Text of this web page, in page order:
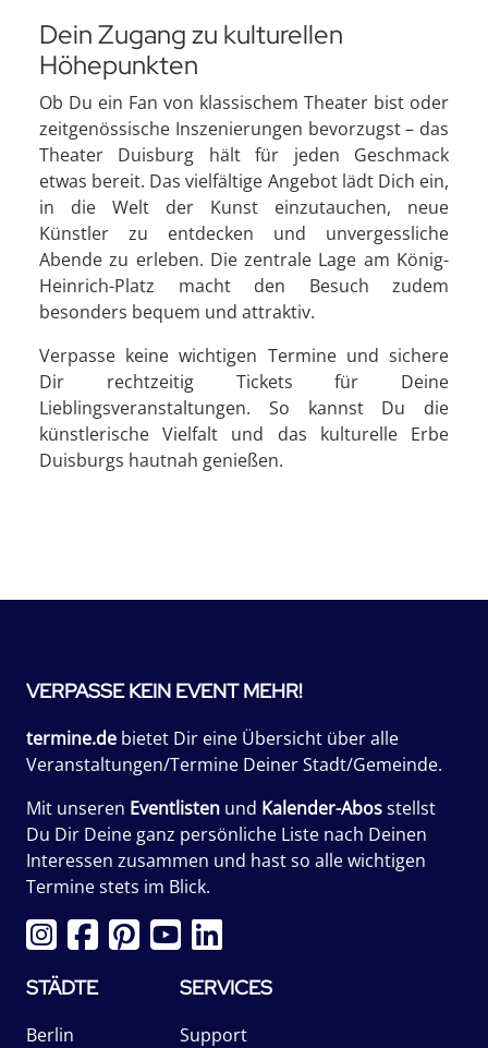
Dein Zugang zu kulturellen
Höhepunkten
Ob Du ein Fan von klassischem Theater bist oder
zeitgenössische Inszenierungen bevorzugst – das
Theater Duisburg hält für jeden Geschmack
etwas bereit. Das vielfältige Angebot lädt Dich ein,
in die Welt der Kunst einzutauchen, neue
Künstler zu entdecken und unvergessliche
Abende zu erleben. Die zentrale Lage am König-
Heinrich-Platz macht den Besuch zudem
besonders bequem und attraktiv.
Verpasse keine wichtigen Termine und sichere
Dir rechtzeitig Tickets für Deine
Lieblingsveranstaltungen. So kannst Du die
künstlerische Vielfalt und das kulturelle Erbe
Duisburgs hautnah genießen.
VERPASSE KEIN EVENT MEHR!
termine.de bietet Dir eine Übersicht über alle
Veranstaltungen/Termine Deiner Stadt/Gemeinde.
Mit unseren Eventlisten und Kalender-Abosstellst
Du Dir Deine ganz persönliche Liste nach Deinen
Interessen zusammen und hast so alle wichtigen
Termine stets im Blick.
STÄDTE
Berlin
SERVICES
Support